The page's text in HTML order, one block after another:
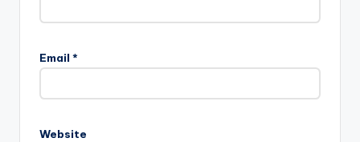
Email *
Website